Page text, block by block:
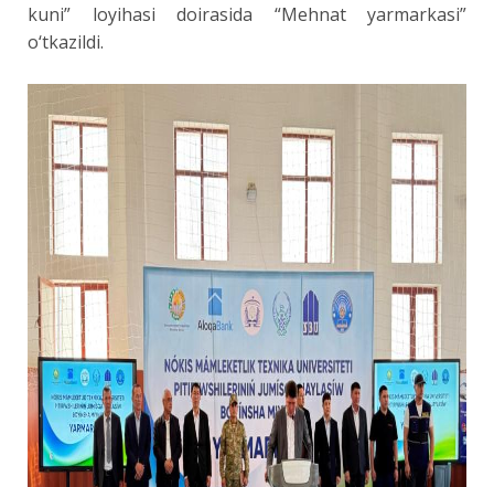
kuni” loyihasi doirasida “Mehnat yarmarkasi”
o‘tkazildi.